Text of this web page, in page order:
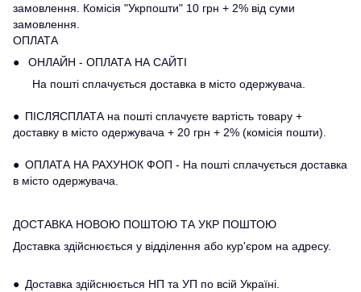
замовлення. Комісія "Укрпошти" 10 грн + 2% від суми
замовлення.
ОПЛАТА
● ОНЛАЙН - ОПЛАТА НА САЙТІ
На пошті сплачується доставка в місто одержувача.
● ПІСЛЯСПЛАТА на пошті сплачуєте вартість товару +
доставку в місто одержувача + 20 грн + 2% (комісія пошти).
● ОПЛАТА НА РАХУНОК ФОП - На пошті сплачується доставка
в місто одержувача.
ДОСТАВКА НОВОЮ ПОШТОЮ ТА УКР ПОШТОЮ
Доставка здійснюється у відділення або кур'єром на адресу.
● Доставка здійснюється НП та УП по всій Україні.